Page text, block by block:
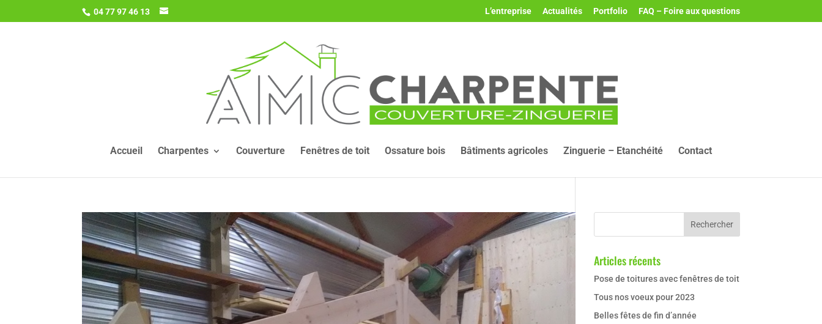
04 77 97 46 13 L’entreprise Actualités Portfolio FAQ – Foire aux questions
Accueil Charpentes Couverture Fenêtres de toit Ossature bois Bâtiments agricoles Zinguerie – Etanchéité Contact
Articles récents
Pose de toitures avec fenêtres de toit
Tous nos voeux pour 2023
Belles fêtes de fin d’année